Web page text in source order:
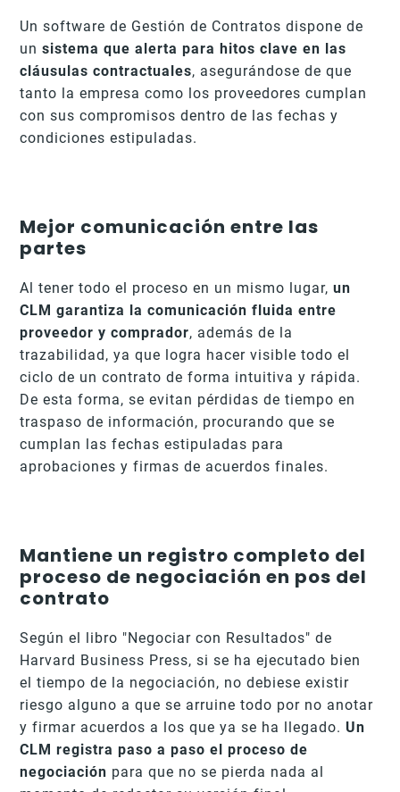
Un software de Gestión de Contratos dispone de
unsistema que alerta para hitos clave en las
cláusulas contractuales, asegurándose de que
tanto la empresa como los proveedores cumplan
con sus compromisos dentro de las fechas y
condiciones estipuladas.
Mejor comunicación entre las
partes
Al tener todo el proceso en un mismo lugar,un
CLM garantiza la comunicación fluida entre
proveedor y comprador, además de la
trazabilidad, ya que logra hacer visible todo el
ciclo de un contrato de forma intuitiva y rápida.
De esta forma, se evitan pérdidas de tiempo en
traspaso de información, procurando que se
cumplan las fechas estipuladas para
aprobaciones y firmas de acuerdos finales.
Mantiene un registro completo del
proceso de negociación en pos del
contrato
Según el libro "Negociar con Resultados" de
Harvard Business Press, si se ha ejecutado bien
el tiempo de la negociación, no debiese existir
riesgo alguno a que se arruine todo por no anotar
y firmar acuerdos a los que ya se ha llegado. Un
CLM registra paso a paso el proceso de
negociación para que no se pierda nada al